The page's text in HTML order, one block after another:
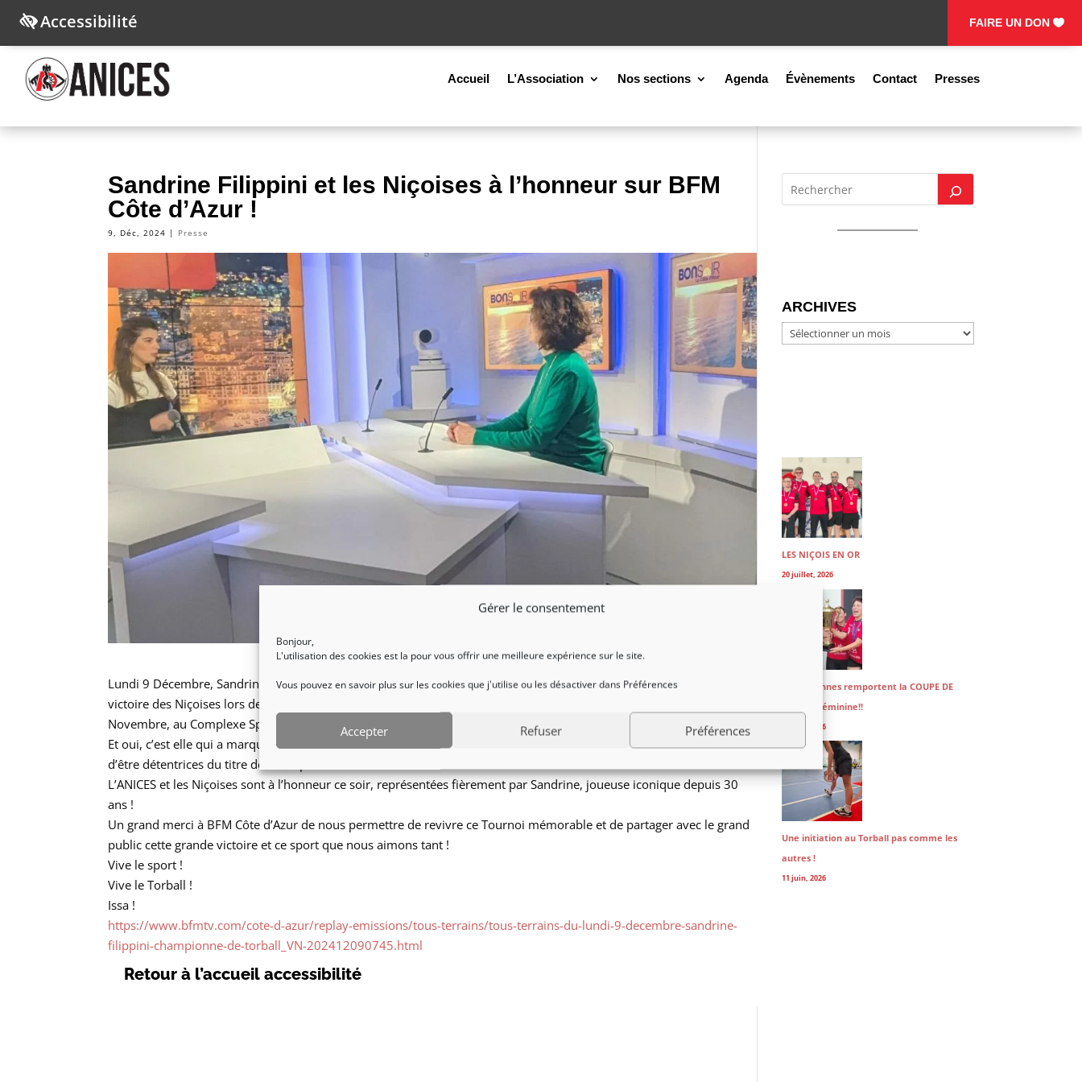
Gérer le consentement
Bonjour,
L'utilisation des cookies est la pour vous offrir une meilleure expérience sur le site.
Vous pouvez en savoir plus sur les cookies que j'utilise ou les désactiver dans Préférences
Accepter Refuser Préférences
Accessibilité FAIRE UN DON
Accueil L’Association Nos sections Agenda Évènements Contact Presses
Sandrine Filippini et les Niçoises à l’honneur sur BFM
Côte d’Azur !
9, Déc, 2024 | Presse
Lundi 9 Décembre, Sandrine était invitée en direct sur le plateau de BFM Côte d’Azur pour parler de la sublime
victoire des Niçoises lors de la 9ème édition du Tournoi International de Torball Féminin qui a eu lieu le Samedi 30
Novembre, au Complexe Sportif Albert Malatesta.
Et oui, c’est elle qui a marqué le but ultime, celui qui a placé les Niçoises en haut du podium et qui leur a permis
d’être détentrices du titre de Championnes une seconde fois consécutive…
L’ANICES et les Niçoises sont à l’honneur ce soir, représentées fièrement par Sandrine, joueuse iconique depuis 30
ans !
Un grand merci à BFM Côte d’Azur de nous permettre de revivre ce Tournoi mémorable et de partager avec le grand
public cette grande victoire et ce sport que nous aimons tant !
Vive le sport !
Vive le Torball !
Issa !
https://www.bfmtv.com/cote-d-azur/replay-emissions/tous-terrains/tous-terrains-du-lundi-9-decembre-sandrine-
filippini-championne-de-torball_VN-202412090745.html
Retour à l’accueil accessibilité
ARCHIVES
ARCHIVES
LES NIÇOIS EN OR
20 juillet, 2026
Les Aiglonnes remportent la COUPE DE
FRANCE féminine!!
14 juin, 2026
Une initiation au Torball pas comme les
autres !
11 juin, 2026